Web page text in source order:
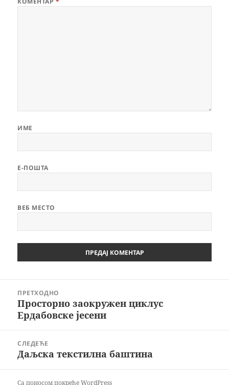
ИМЕ
Е-ПОШТА
ВЕБ МЕСТО
чланкаПРЕТХОДНО
Претходни
чланак:
Просторно заокружен циклус
Ердабовске јесени
СЛЕДЕЋЕ
Следећи
Даљска текстилна баштина
Са поносом покреће WordPress